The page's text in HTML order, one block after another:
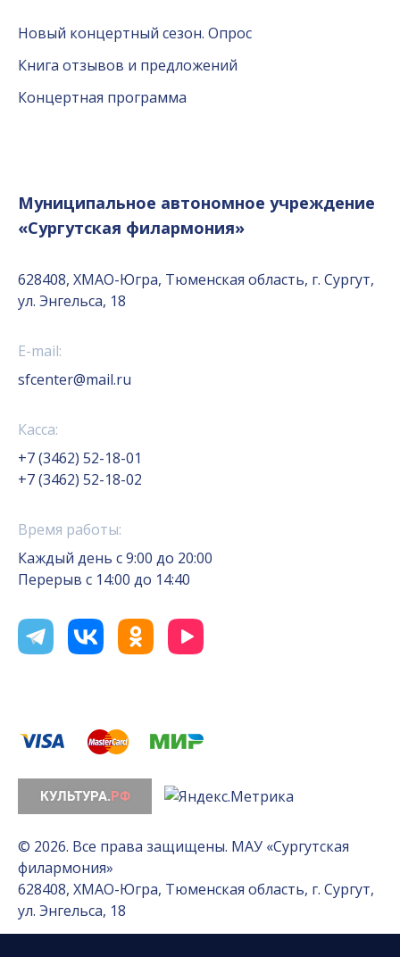
Новый концертный сезон. Опрос
Книга отзывов и предложений
Концертная программа
Муниципальное автономное учреждение
«Сургутская филармония»
628408, ХМАО-Югра, Тюменская область, г. Сургут,
ул. Энгельса, 18
E-mail:
sfcenter@mail.ru
Касса:
+7 (3462) 52-18-01
+7 (3462) 52-18-02
Время работы:
Каждый день с 9:00 до 20:00
Перерыв с 14:00 до 14:40
© 2026. Все права защищены. МАУ «Сургутская
филармония»
628408, ХМАО-Югра, Тюменская область, г. Сургут,
ул. Энгельса, 18